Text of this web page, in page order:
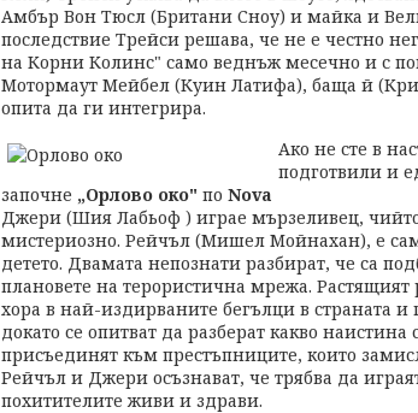
Амбър Вон Тюсл (Британи Сноу) и майка и
последствие Трейси решава, че не е честно
на Корни Колинс" само веднъж месечно и с
Мотормаут Мейбел (Куин Латифа), баща й
опита да ги интегрира.
Ако не сте в
подготвили и
започне „Орлово око" по Nova
Джери (Шия Лабьоф ) играе мързеливец, чийто
мистериозно. Рейчъл (Мишел Мойнахан), е
детето. Двамата непознати разбират, че са
плановете на терористична мрежа.
хора в най-издирваните бегълци в страната и
докато се опитват да разберат какво
присъединят към престъпниците, които
Рейчъл и Джери осъзнават, че трябва да
похитителите живи и здрави.